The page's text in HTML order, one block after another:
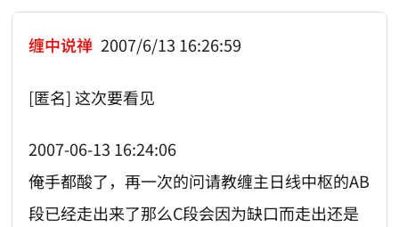
缠中说禅 2007/6/13 16:26:59
[匿名] 这次要看见
2007-06-13 16:24:06
俺手都酸了，再一次的问请教缠主日线中枢的AB
段已经走出来了那么C段会因为缺口而走出还是